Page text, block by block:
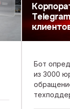
Бот
из 3000